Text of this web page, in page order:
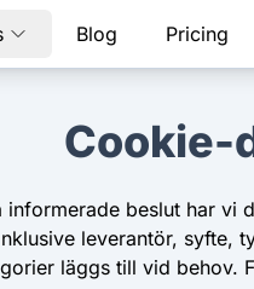
Blog Pricing
Cookie-
beslut har
leverantör, syfte,
läggs till vid behov.